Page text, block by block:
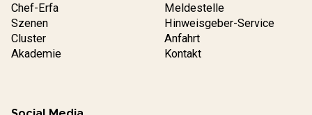
Chef-Erfa
Szenen
Cluster
Akademie
Meldestelle
Hinweisgeber-Service
Anfahrt
Kontakt